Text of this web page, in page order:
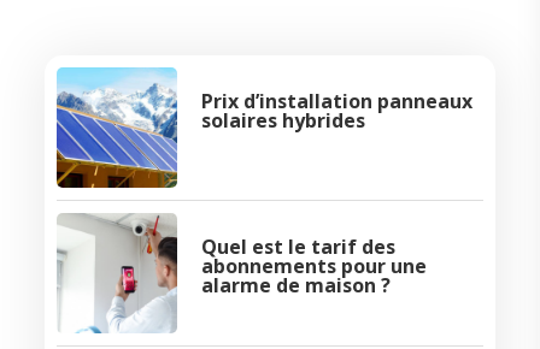
Prix d’installation panneaux
solaires hybrides
Quel est le tarif des
abonnements pour une
alarme de maison ?